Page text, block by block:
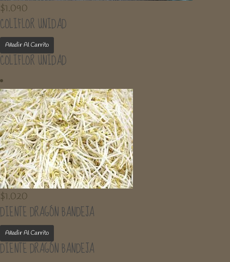
$1.090
COLIFLOR UNIDAD
Añadir Al Carrito
COLIFLOR UNIDAD
$1.020
DIENTE DRAGÓN BANDEJA
Añadir Al Carrito
DIENTE DRAGÓN BANDEJA